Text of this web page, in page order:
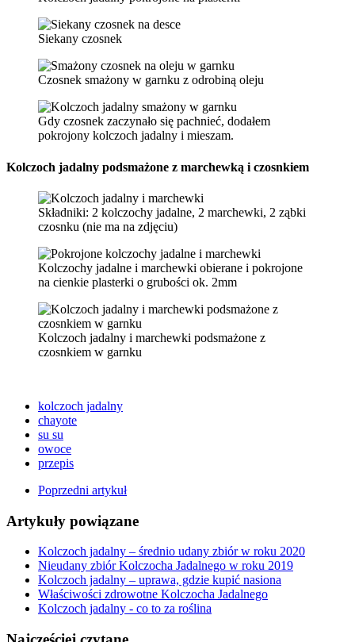
Siekany czosnek
Czosnek smażony w garnku z odrobiną oleju
Gdy czosnek zaczynało się pachnieć, dodałem
pokrojony kolczoch jadalny i mieszam.
Kolczoch jadalny podsmażone z marchewką i czosnkiem
Składniki: 2 kolczochy jadalne, 2 marchewki, 2 ząbki
czosnku (nie ma na zdjęciu)
Kolczochy jadalne i marchewki obierane i pokrojone
na cienkie plasterki o grubości ok. 2mm
Kolczoch jadalny i marchewki podsmażone z
czosnkiem w garnku
kolczoch jadalny
chayote
su su
owoce
przepis
Poprzedni artykuł
Artykuły powiązane
Kolczoch jadalny – średnio udany zbiór w roku 2020
Nieudany zbiór Kolczocha Jadalnego w roku 2019
Kolczoch jadalny – uprawa, gdzie kupić nasiona
Właściwości zdrowotne Kolczocha Jadalnego
Kolczoch jadalny - co to za roślina